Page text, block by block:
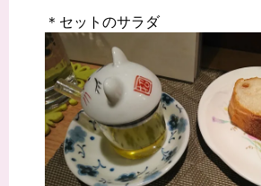
＊セットのサラダ